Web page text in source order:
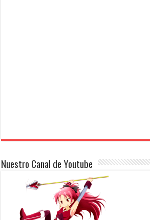
Nuestro Canal de Youtube